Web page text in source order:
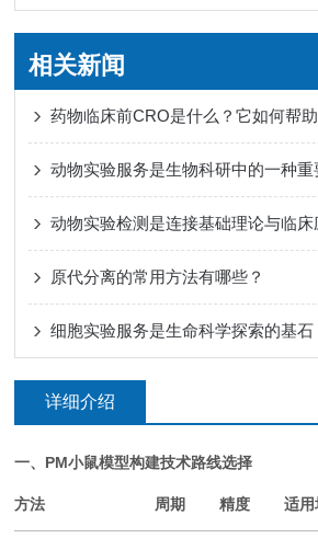
相关新闻
动物实验服务是生物科研中的一种
动物实验检测是连接基础理论与临
原代分离的常用方法有哪些？
细胞实验服务是生命科学探索的基石
详细介绍
一、PM小鼠模型构建技术路线选择
方法 周期 精度 适